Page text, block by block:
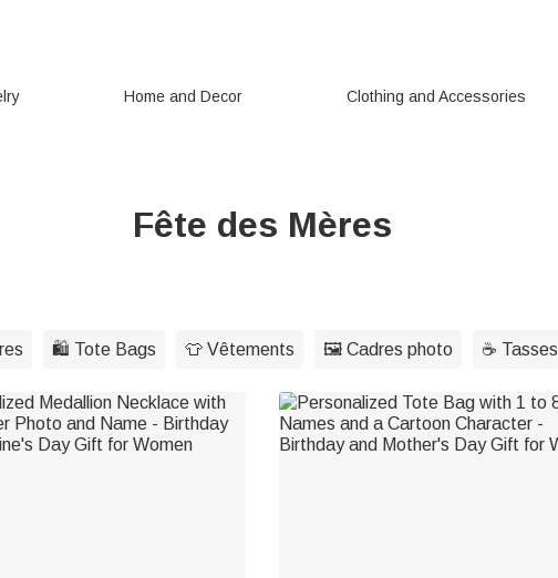
Home and Decor Clothing and Accessories
Fête des Mères
🛍️ Tote Bags 👕 Vêtements 🖼️ Cadres photo ☕ Tasses